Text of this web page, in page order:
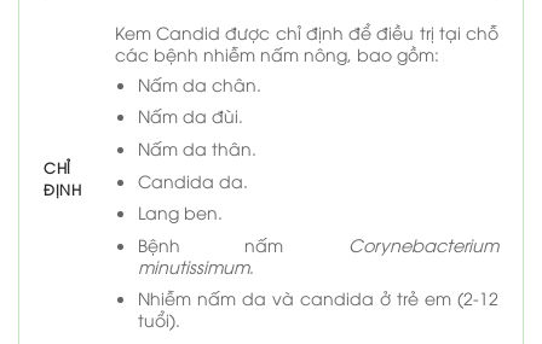
CHỈ
ĐỊNH
Kem Candid được chỉ định để điều trị tại chỗ
các bệnh nhiễm nấm nông, bao gồm:
Nấm da chân.
Nấm da đùi.
Nấm da thân.
Candida da.
Lang ben.
Bệnh nấm Corynebacterium
minutissimum.
Nhiễm nấm da và candida ở trẻ em (2-12
tuổi).